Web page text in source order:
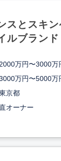
スとスキン
ルブランド
2000万円〜3000万
万円〜5000万
京都
オーナー